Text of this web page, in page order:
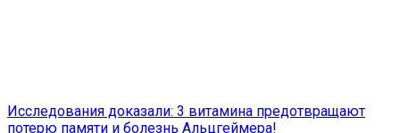
Исследования доказали: 3 витамина предотвращают
потерю памяти и болезнь Альцгеймера!